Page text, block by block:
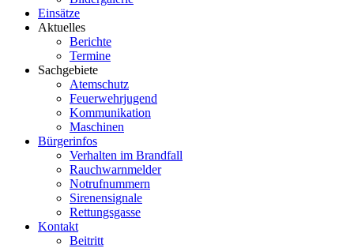
Einsätze
Aktuelles
Berichte
Termine
Sachgebiete
Atemschutz
Feuerwehrjugend
Kommunikation
Maschinen
Bürgerinfos
Verhalten im Brandfall
Rauchwarnmelder
Notrufnummern
Sirenensignale
Rettungsgasse
Kontakt
Beitritt